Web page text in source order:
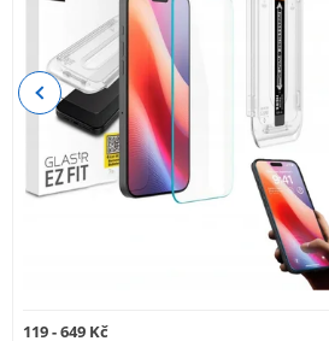
119 - 649 Kč
Previous